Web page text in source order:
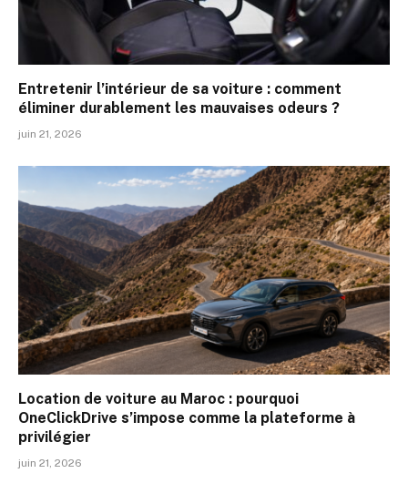
Entretenir l’intérieur de sa voiture : comment
éliminer durablement les mauvaises odeurs ?
juin 21, 2026
Location de voiture au Maroc : pourquoi
OneClickDrive s’impose comme la plateforme à
privilégier
juin 21, 2026